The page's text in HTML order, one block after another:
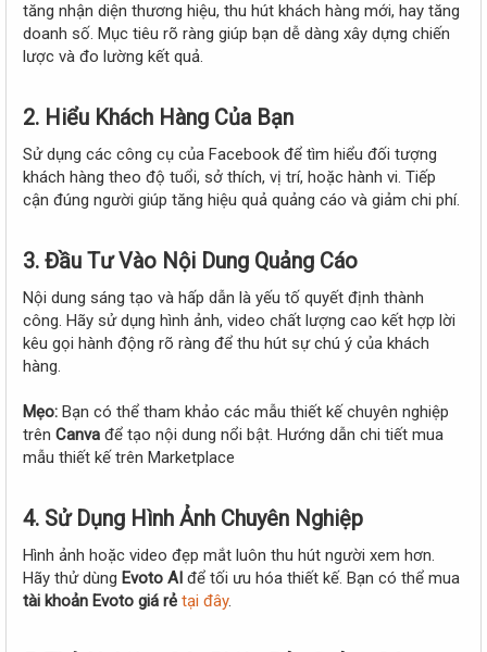
tăng nhận diện thương hiệu, thu hút khách hàng mới, hay tăng
doanh số. Mục tiêu rõ ràng giúp bạn dễ dàng xây dựng chiến
lược và đo lường kết quả.
2. Hiểu Khách Hàng Của Bạn
Sử dụng các công cụ của Facebook để tìm hiểu đối tượng
khách hàng theo độ tuổi, sở thích, vị trí, hoặc hành vi. Tiếp
cận đúng người giúp tăng hiệu quả quảng cáo và giảm chi phí.
3. Đầu Tư Vào Nội Dung Quảng Cáo
Nội dung sáng tạo và hấp dẫn là yếu tố quyết định thành
công. Hãy sử dụng hình ảnh, video chất lượng cao kết hợp lời
kêu gọi hành động rõ ràng để thu hút sự chú ý của khách
hàng.
Mẹo: Bạn có thể tham khảo các mẫu thiết kế chuyên nghiệp
trên Canva để tạo nội dung nổi bật. Hướng dẫn chi tiết mua
mẫu thiết kế trên Marketplace
4. Sử Dụng Hình Ảnh Chuyên Nghiệp
Hình ảnh hoặc video đẹp mắt luôn thu hút người xem hơn.
Hãy thử dùng Evoto AI để tối ưu hóa thiết kế. Bạn có thể mua
tài khoản Evoto giá rẻ tại đây.